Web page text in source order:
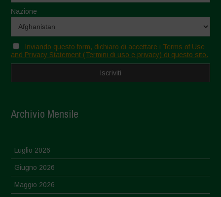
Nazione
Inviando questo form, dichiaro di accettare i Terms of Use
and Privacy Statement (Termini di uso e privacy) di questo sito.
Archivio Mensile
Luglio 2026
Giugno 2026
Maggio 2026